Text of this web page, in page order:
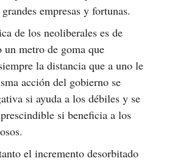
empresas y fortunas.
de los neoliberales es de
metro de goma que
la distancia que a uno le
acción del gobierno se
si ayuda a los débiles y se
si beneficia a los
el incremento desorbitado